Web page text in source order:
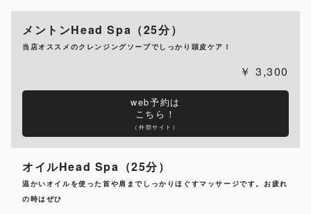
メントンHead Spa（25分）
当店オススメのクレンジングソープでしっかり頭皮ケア！
3,300
web予約は
こちら！
（外部サイト）
オイルHead Spa（25分）
温かいオイルを使った首や肩までしっかりほぐすマッサージです。お疲れ
の時はぜひ